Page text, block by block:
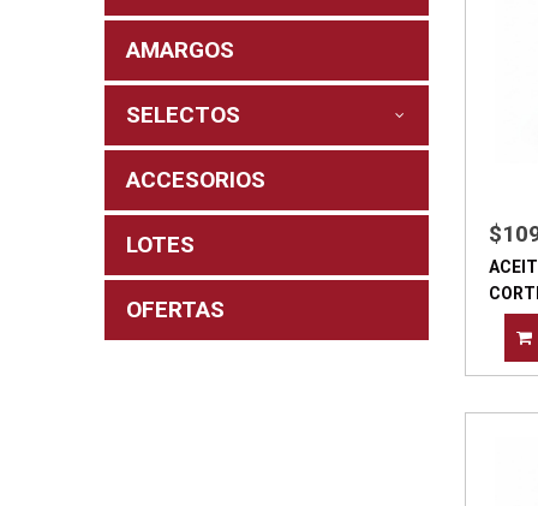
AMARGOS
SELECTOS
ACCESORIOS
LOTES
OFERTAS